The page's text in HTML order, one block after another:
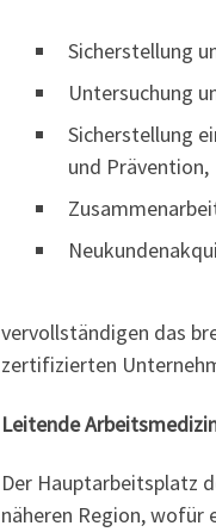
Sicherstellung
Untersuchung
Sicherstellung
und Prävention,
vervollständigen das
zertifizierten
Leitende
Der Hauptarbeitsplatz
näheren Region,